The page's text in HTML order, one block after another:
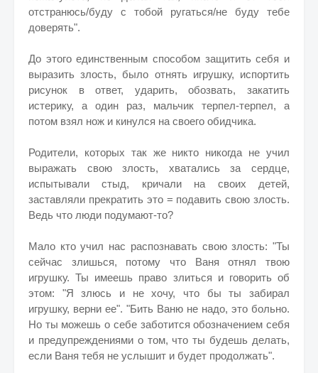
отстранюсь/буду с тобой ругаться/не буду тебе
доверять".
До этого единственным способом защитить себя и
выразить злость, было отнять игрушку, испортить
рисунок в ответ, ударить, обозвать, закатить
истерику, а один раз, мальчик терпел-терпел, а
потом взял нож и кинулся на своего обидчика.
Родители, которых так же никто никогда не учил
выражать свою злость, хватались за сердце,
испытывали стыд, кричали на своих детей,
заставляли прекратить это = подавить свою злость.
Ведь что люди подумают-то?
Мало кто учил нас распознавать свою злость: "Ты
сейчас злишься, потому что Ваня отнял твою
игрушку. Ты имеешь право злиться и говорить об
этом: "Я злюсь и не хочу, что бы ты забирал
игрушку, верни ее". "Бить Ваню не надо, это больно.
Но ты можешь о себе заботится обозначением себя
и предупреждениями о том, что ты будешь делать,
если Ваня тебя не услышит и будет продолжать".